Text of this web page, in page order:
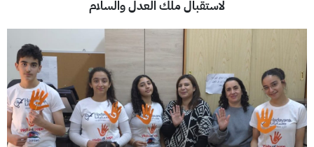
لاستقبال ملك العدل والسلام